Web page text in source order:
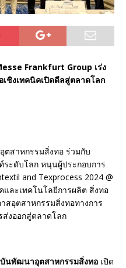
Frankfurt Group เร่ง
ชิงเทคนิคเปิดดีลสู่ตลาดโลก
สาหกรรมสิ่งทอ ร่วมกับ
ระดับโลก หนุนผู้ประกอบการ
and Texprocess 2024 @
และเทคโนโลยีการผลิต สิ่งทอ
สอุตสาหกรรมสิ่งทอทางการ
ส่งออกสู่ตลาดโลก
นพัฒนาอุตสาหกรรมสิ่งทอ เปิด